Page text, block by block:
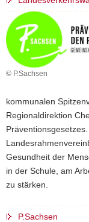
© P.Sachsen
kommunalen
Regionaldirektion
Gesundheit der
in der Schule, am
zu stärken.
P.Sachsen